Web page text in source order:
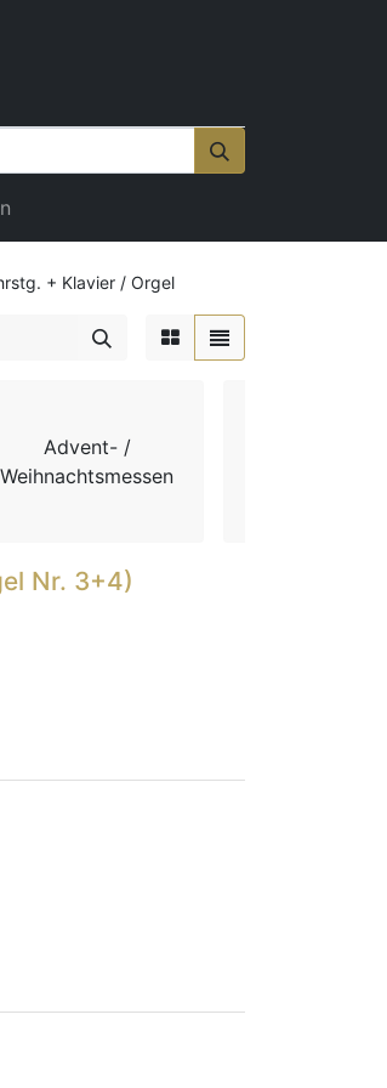
+ Klavier / Orgel
Advent- /
Weihnachtsmessen
Nr. 3+4)